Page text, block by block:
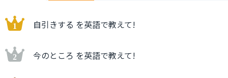
自引きする を英語で教えて!
今のところ を英語で教えて!